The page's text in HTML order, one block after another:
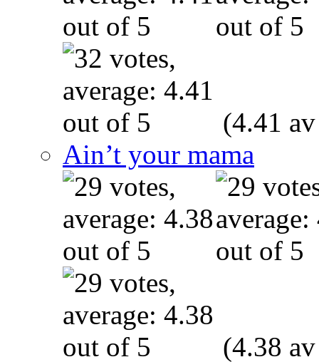
(4.41
Ain’t your mama
(4.38